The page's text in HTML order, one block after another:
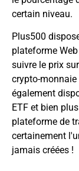
certain niveau.
Plus500
plateforme
suivre le prix
crypto-
également
ETF et bien
plateforme de
certainement
jamais créées !